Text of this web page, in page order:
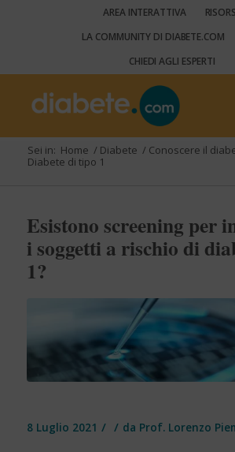
AREA INTERATTIVA
LA COMMUNITY DI DIABETE.COM
CHIEDI AGLI ESPERTI
Sei in: Home / Diabete / Conoscere il
Diabete di tipo 1
Esistono screening per
i soggetti a rischio di
1?
8 Luglio 2021 / / da Prof. Lorenzo